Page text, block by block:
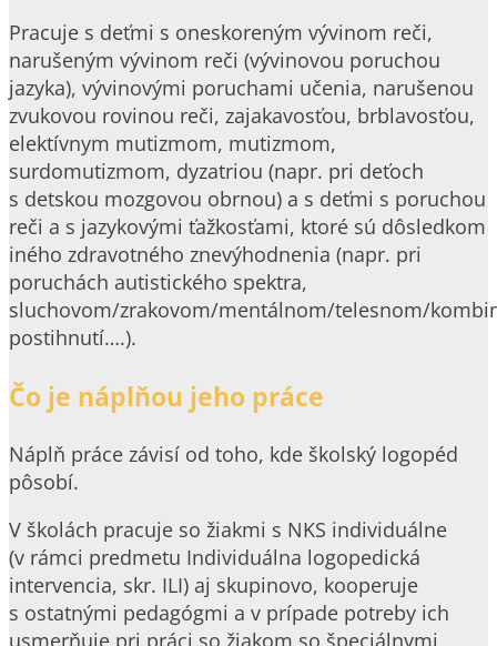
Pracuje s deťmi s oneskoreným vývinom reči,
narušeným vývinom reči (vývinovou poruchou
jazyka), vývinovými poruchami učenia, narušenou
zvukovou rovinou reči, zajakavosťou, brblavosťou,
elektívnym mutizmom, mutizmom,
surdomutizmom, dyzatriou (napr. pri deťoch
s detskou mozgovou obrnou) a s deťmi s poruchou
reči a s jazykovými ťažkosťami, ktoré sú dôsledkom
iného zdravotného znevýhodnenia (napr. pri
poruchách autistického spektra,
sluchovom/zrakovom/mentálnom/telesnom/
postihnutí….).
Čo je náplňou jeho práce
Náplň práce závisí od toho, kde školský logopéd
pôsobí.
V školách pracuje so žiakmi s NKS individuálne
(v rámci predmetu Individuálna logopedická
intervencia, skr. ILI) aj skupinovo, kooperuje
s ostatnými pedagógmi a v prípade potreby ich